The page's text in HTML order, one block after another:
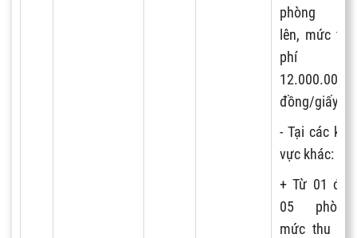
phòng trở
lên, mức thu
phí là
12.000.000
đồng/giấy.
- Tại các khu
vực khác:
+ Từ 01 đến
05 phòng,
mức thu phí